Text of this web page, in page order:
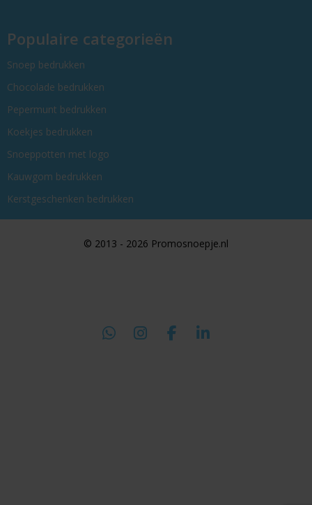
Populaire categorieën
Snoep bedrukken
Chocolade bedrukken
Pepermunt bedrukken
Koekjes bedrukken
Snoeppotten met logo
Kauwgom bedrukken
Kerstgeschenken bedrukken
© 2013 - 2026 Promosnoepje.nl